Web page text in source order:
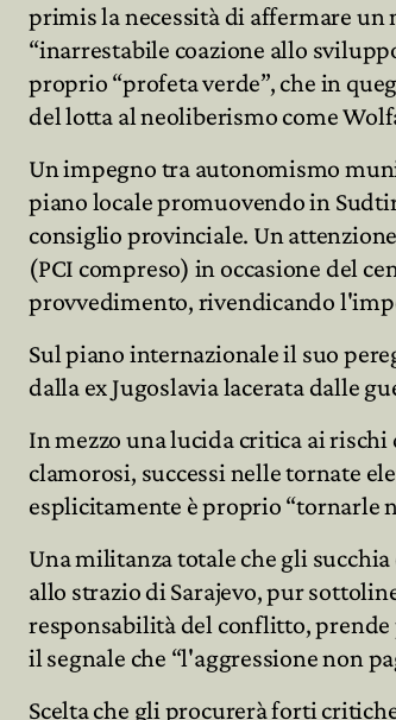
primis la necessità di affermare un
“inarrestabile coazione allo
proprio “profeta verde”, che in
del lotta al neoliberismo come
Un impegno tra autonomismo
piano locale promuovendo in
consiglio provinciale. Un
(PCI compreso) in occasione del
provvedimento, rivendicando
Sul piano internazionale il suo
dalla ex Jugoslavia lacerata dalle
In mezzo una lucida critica ai
clamorosi, successi nelle tornate
esplicitamente è proprio “tornarle
Una militanza totale che gli
allo strazio di Sarajevo, pur
responsabilità del conflitto,
il segnale che “l'aggressione non
Scelta che gli procurerà forti